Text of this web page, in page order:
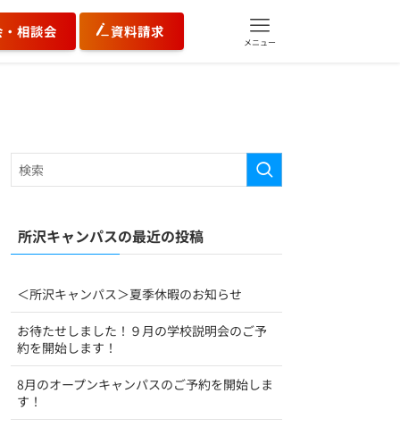
相談会 資料請求
メニュー
所沢キャンパスの最近の投稿
＜所沢キャンパス＞夏季休暇のお知らせ
お待たせしました！９月の学校説明会のご予
約を開始します！
8月のオープンキャンパスのご予約を開始しま
す！